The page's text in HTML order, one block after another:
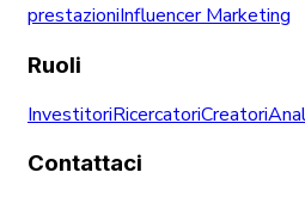
prestazioniInfluencer Marketing
Ruoli
InvestitoriRicercatoriCreatori
Contattaci